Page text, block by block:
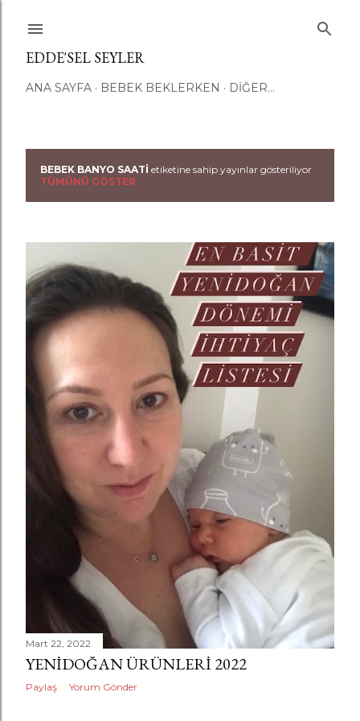
EDDE'SEL SEYLER
ANA SAYFA BEBEK BEKLERKEN DIĞER…
K
y
ı
t
l
a
BEBEK BANYO SAATI etiketine sahip yayınlar gösteriliyor
TÜMÜNÜ GÖSTER
Mart 22, 2022
YENIDOĞAN ÜRÜNLERI 2022
Paylaş Yorum Gönder